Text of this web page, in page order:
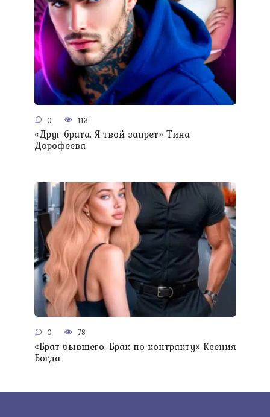
0 113
«Друг брата. Я твой запрет» Тина
Дорофеева
0 78
«Брат бывшего. Брак по контракту» Ксения
Богда